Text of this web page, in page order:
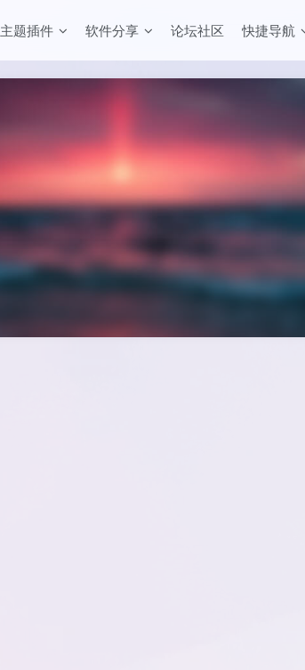
主题插件 软件分享 论坛社区 快捷导航